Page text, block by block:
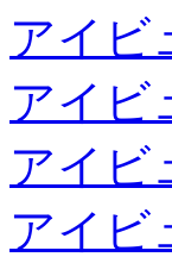
アイビ
アイビ
アイビ
アイビ